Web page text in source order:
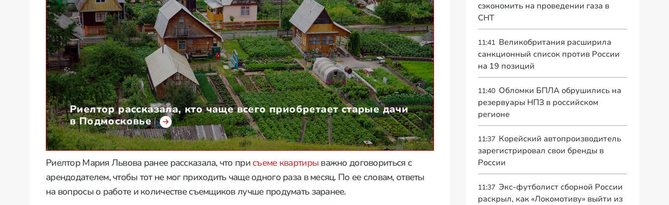
Риелтор рассказала, кто чаще всего приобретает старые дачи
в Подмосковье
Риелтор Мария Львова ранее рассказала, что при съеме квартиры важно договориться с
арендодателем, чтобы тот не мог приходить чаще одного раза в месяц. По ее словам, ответы
на вопросы о работе и количестве съемщиков лучше продумать заранее.
сэкономить на проведении газа в
СНТ
11:41 Великобритания расширила
санкционный список против России
на 19 позиций
11:40 Обломки БПЛА обрушились на
резервуары НПЗ в российском
регионе
11:37 Корейский автопроизводитель
зарегистрировал свои бренды в
России
11:37 Экс-футболист сборной России
раскрыл, как «Локомотиву» выйти из